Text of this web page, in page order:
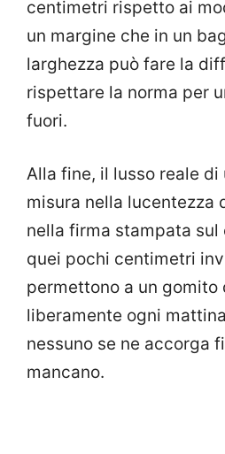
centimetri rispetto ai
un margine che in un
larghezza può fare la
rispettare la norma per
fuori.
Alla fine, il lusso reale di
misura nella lucentezza
nella firma stampata sul
quei pochi centimetri
permettono a un gomito
liberamente ogni
nessuno se ne accorga
mancano.